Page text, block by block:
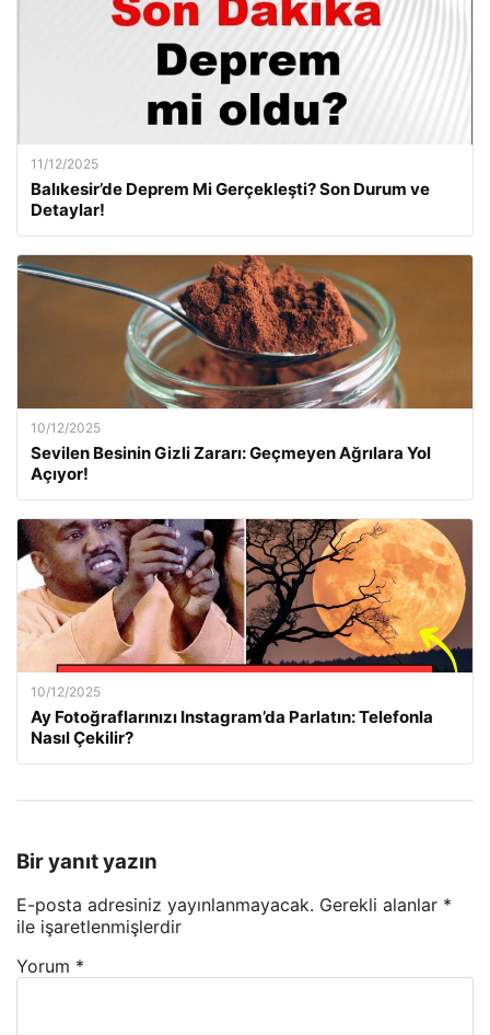
11/12/2025
Balıkesir’de Deprem Mi Gerçekleşti? Son Durum ve
Detaylar!
10/12/2025
Sevilen Besinin Gizli Zararı: Geçmeyen Ağrılara Yol
Açıyor!
10/12/2025
Ay Fotoğraflarınızı Instagram’da Parlatın: Telefonla
Nasıl Çekilir?
Bir yanıt yazın
E-posta adresiniz yayınlanmayacak. Gerekli alanlar *
ile işaretlenmişlerdir
Yorum *